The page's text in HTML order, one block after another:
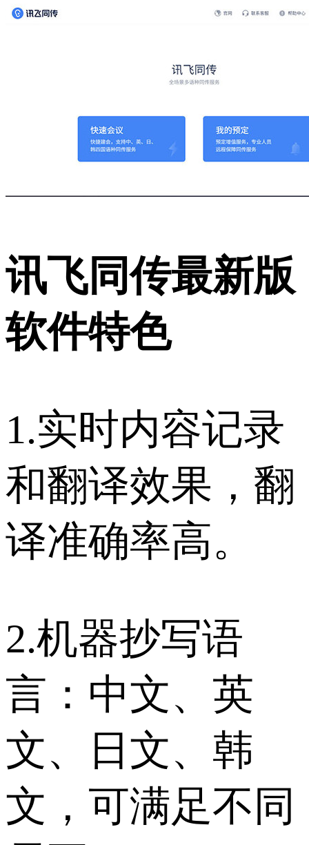
讯飞同传最新版
软件特色
1.实时内容记录
和翻译效果，翻
译准确率高。
2.机器抄写语
言：中文、英
文、日文、韩
文，可满足不同